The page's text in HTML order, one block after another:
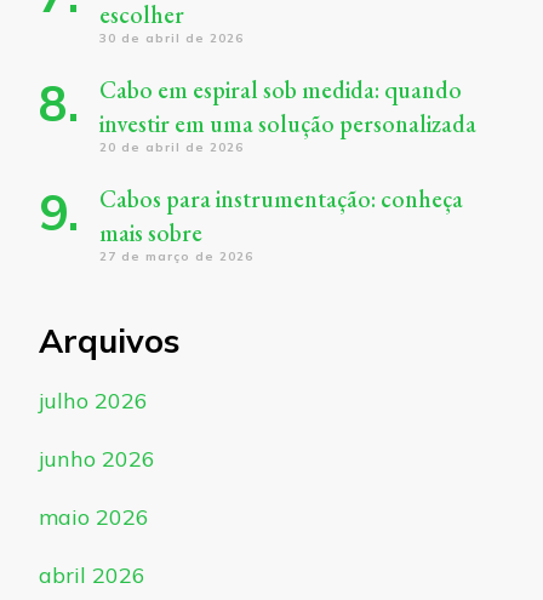
escolher
30 de abril de 2026
Cabo em espiral sob medida: quando
investir em uma solução personalizada
20 de abril de 2026
Cabos para instrumentação: conheça
mais sobre
27 de março de 2026
Arquivos
julho 2026
junho 2026
maio 2026
abril 2026